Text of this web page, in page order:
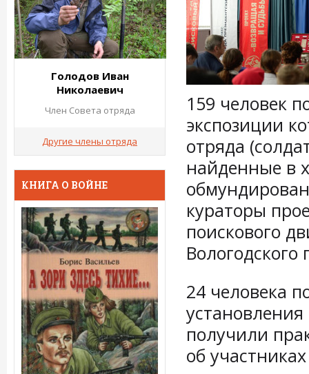
159 человек
экспозиции
отряда
найденные в
кураторы
поискового
Вологодского
24 человека
получили
об
Голодов Иван
Николаевич
Член Совета отряда
Другие члены отряда
КНИГА О ВОЙНЕ